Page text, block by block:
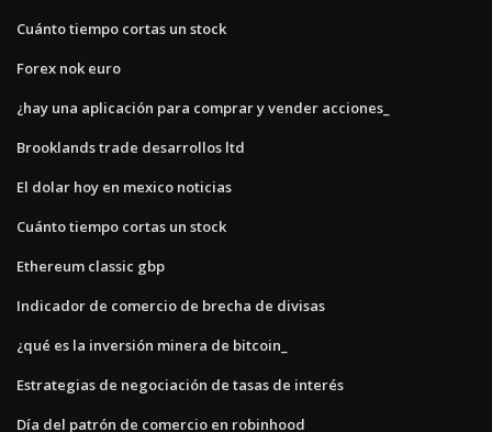
Cuánto tiempo cortas un stock
Forex nok euro
¿hay una aplicación para comprar y vender acciones_
Brooklands trade desarrollos ltd
El dolar hoy en mexico noticias
Cuánto tiempo cortas un stock
Ethereum classic gbp
Indicador de comercio de brecha de divisas
¿qué es la inversión minera de bitcoin_
Estrategias de negociación de tasas de interés
Día del patrón de comercio en robinhood